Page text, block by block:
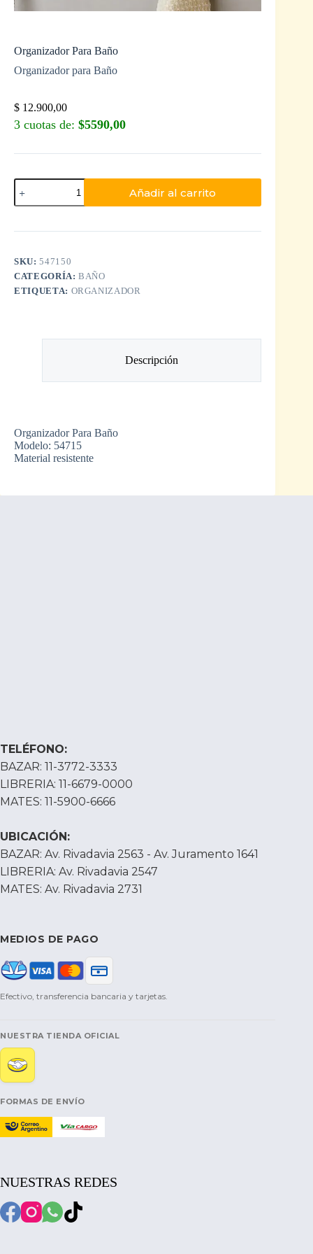
Organizador Para Baño
Organizador para Baño
$ 12.900,00
3 cuotas de: $5590,00
Añadir al carrito
SKU:547150
CATEGORÍA:BAÑO
ETIQUETA: ORGANIZADOR
Descripción
Organizador Para Baño
Modelo: 54715
Material resistente
TELÉFONO:
BAZAR: 11-3772-3333
LIBRERIA: 11-6679-0000
MATES: 11-5900-6666
UBICACIÓN:
BAZAR: Av. Rivadavia 2563 - Av. Juramento 1641
LIBRERIA: Av. Rivadavia 2547
MATES: Av. Rivadavia 2731
MEDIOS DE PAGO
Efectivo, transferencia bancaria y tarjetas.
NUESTRA TIENDA OFICIAL
FORMAS DE ENVÍO
NUESTRAS REDES